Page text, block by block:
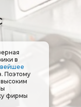
в
Поэтому
фирмы